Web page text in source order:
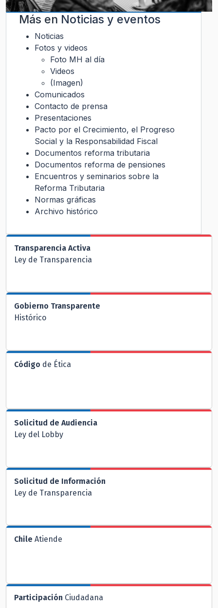
Más en Noticias y eventos
Noticias
Fotos y videos
Foto MH al día
Videos
(Imagen)
Comunicados
Contacto de prensa
Presentaciones
Pacto por el Crecimiento, el Progreso
Social y la Responsabilidad Fiscal
Documentos reforma tributaria
Documentos reforma de pensiones
Encuentros y seminarios sobre la
Reforma Tributaria
Normas gráficas
Archivo histórico
Transparencia Activa
Ley de Transparencia
Gobierno Transparente
Histórico
Código de Ética
Solicitud de Audiencia
Ley del Lobby
Solicitud de Información
Ley de Transparencia
Chile Atiende
Participación Ciudadana